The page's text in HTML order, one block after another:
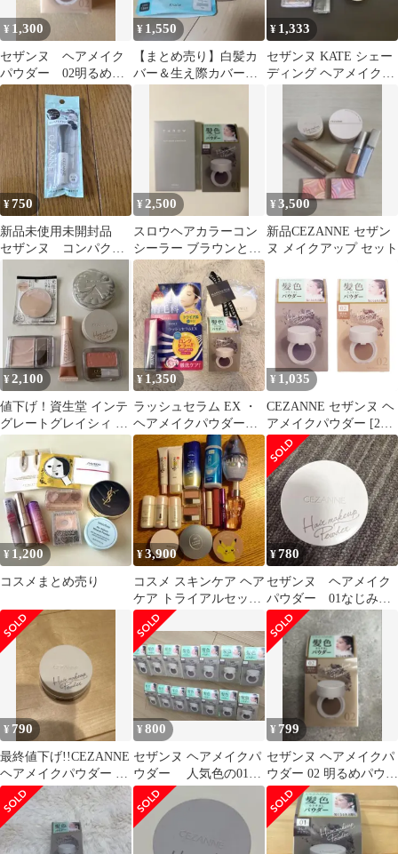
¥ 1,300
セザンヌ ヘアメイク
パウダー 02明るめブ
ラウン
¥ 1,550
【まとめ売り】白髪カ
バー＆生え際カバー＆
¥ 1,333
セザンヌ KATE シェー
ディング ヘアメイクパ
¥750
新品未使用未開封品
セザンヌ コンパクト
¥ 2,500
スロウヘアカラーコン
シーラー ブラウンとセ
ザンヌ ヘアメイクパウ
ダー 01セット
¥3,500
新品CEZANNE セザン
ヌ メイクアップ セット
¥2,100
値下げ！資生堂 インテ
グレートグレイシィ セ
点まとめ売り
¥1,350
ラッシュセラム EX ・
ヘアメイクパウダー・
スカルプ マッサージブ
ラシセット
¥ 1,035
CEZANNE セザンヌ ヘ
アメイクパウダー [2種
類から選べる] 4g 薄毛
白髪 生え際 分け目[定
形内郵便]
¥ 1,200
コスメまとめ売り
¥3,900
コスメ スキンケア ヘア
ケア トライアルセット
まとめ売り
¥780
セザンヌ ヘアメイク
パウダー 01なじみブ
ラウン
¥ 790
最終値下げ!!CEZANNE
ヘアメイクパウダー な
じみブラウン
¥800
セザンヌ ヘアメイクパ
ウダー 人気色の01な
じみブラウン
¥ 799
セザンヌ ヘアメイクパ
ウダー 02 明るめパウダ
ー